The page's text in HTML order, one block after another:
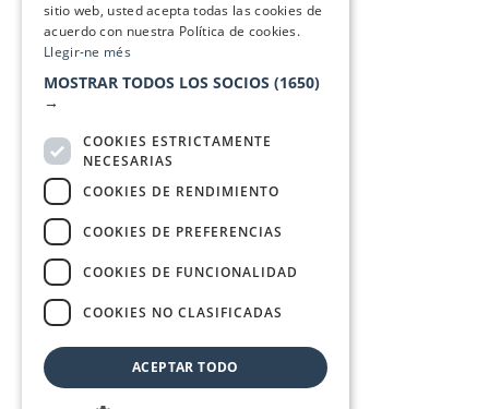
sitio web, usted acepta todas las cookies de
acuerdo con nuestra Política de cookies.
Llegir-ne més
MOSTRAR TODOS LOS SOCIOS (1650)
→
COOKIES ESTRICTAMENTE
NECESARIAS
COOKIES DE RENDIMIENTO
COOKIES DE PREFERENCIAS
COOKIES DE FUNCIONALIDAD
COOKIES NO CLASIFICADAS
ACEPTAR TODO